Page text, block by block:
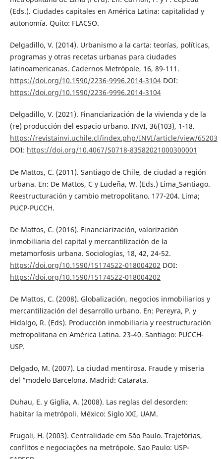
(Eds.). Ciudades capitales en América Latina: capitalidad y
autonomía. Quito: FLACSO.
Delgadillo, V. (2014). Urbanismo a la carta: teorías, políticas,
programas y otras recetas urbanas para ciudades
latinoamericanas. Cadernos Metrópole, 16, 89-111.
https://doi.org/10.1590/2236-9996.2014-3104DOI:
https://doi.org/10.1590/2236-9996.2014-3104
Delgadillo, V. (2021). Financiarización de la vivienda y de la
(re) producción del espacio urbano. INVI, 36(103), 1-18.
https://revistainvi.uchile.cl/index.php/INVI/article/view/65203
DOI: https://doi.org/10.4067/S0718-83582021000300001
De Mattos, C. (2011). Santiago de Chile, de ciudad a región
urbana. En: De Mattos, C y Ludeña, W. (Eds.) Lima_Santiago.
Reestructuración y cambio metropolitano. 177-204. Lima;
PUCP-PUCCH.
De Mattos, C. (2016). Financiarización, valorización
inmobiliaria del capital y mercantilización de la
metamorfosis urbana. Sociologías, 18, 42, 24-52.
https://doi.org/10.1590/15174522-018004202 DOI:
https://doi.org/10.1590/15174522-018004202
De Mattos, C. (2008). Globalización, negocios inmobiliarios y
mercantilización del desarrollo urbano. En: Pereyra, P. y
Hidalgo, R. (Eds). Producción inmobiliaria y reestructuración
metropolitana en América Latina. 23-40. Santiago: PUCCH-
USP.
Delgado, M. (2007). La ciudad mentirosa. Fraude y miseria
del “modelo Barcelona. Madrid: Catarata.
Duhau, E. y Giglia, A. (2008). Las reglas del desorden:
habitar la metrópoli. México: Siglo XXI, UAM.
Frugoli, H. (2003). Centralidade em São Paulo. Trajetórias,
conflitos e negociações na metrópole. Sao Paulo: USP-